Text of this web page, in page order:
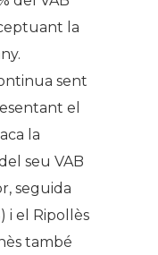
la
sent
el
la
seu VAB
seguida
i el Ripollès
també